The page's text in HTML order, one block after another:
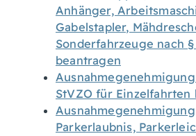
Anhänger,
Gabelstapler,
Sonderfahrzeuge nach
beantragen
StVZO für Einzelfahrten
Ausnahmegenehmigung
Parkerlaubnis,